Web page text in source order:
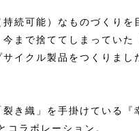
続可能）なものづくりを
まで捨ててしまっていた
イクル製品をつくりまし
き織」を手掛けている『
コラボレーション。